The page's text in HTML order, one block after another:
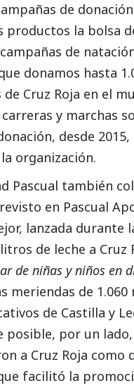
de
productos la bolsa
de
donamos hasta
de Cruz Roja en el
y marchas
desde
organización.
Pascual también
en Pascual
lanzada durante
de leche a Cruz
de niñas y niños en
meriendas de
de Castilla y
posible, por un
a Cruz Roja
facilitó la